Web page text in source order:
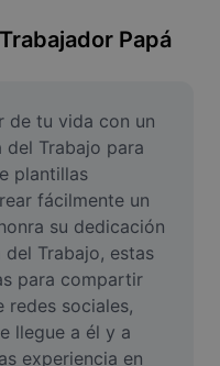
Papá
de tu vida con un
del Trabajo para
plantillas
fácilmente un
su dedicación
del Trabajo, estas
para compartir
redes sociales,
llegue a él y a
experiencia en